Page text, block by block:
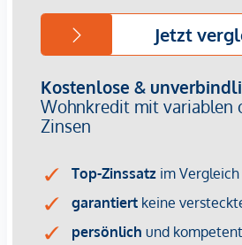
NACHHALTIGKEIT
konsequent umgesetzt – von der
Fertigstellung. Mit regionalen
auf Ressourcenschonung entsteht
zukunftssicher ist und das Leben mit
Lebensstil verbindet. Margaret steht
nachhaltigen Lebensraum schaffen,